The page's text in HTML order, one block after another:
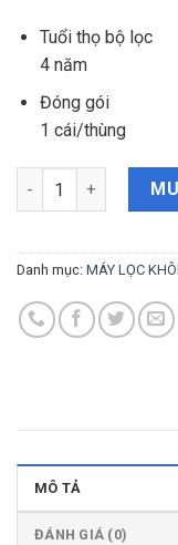
Tuổi thọ bộ lọc
4 năm
Đóng gói
1 cái/thùng
Máy lọc không khí
Danh mục: MÁY LỌC
MÔ TẢ
ĐÁNH GIÁ (0)